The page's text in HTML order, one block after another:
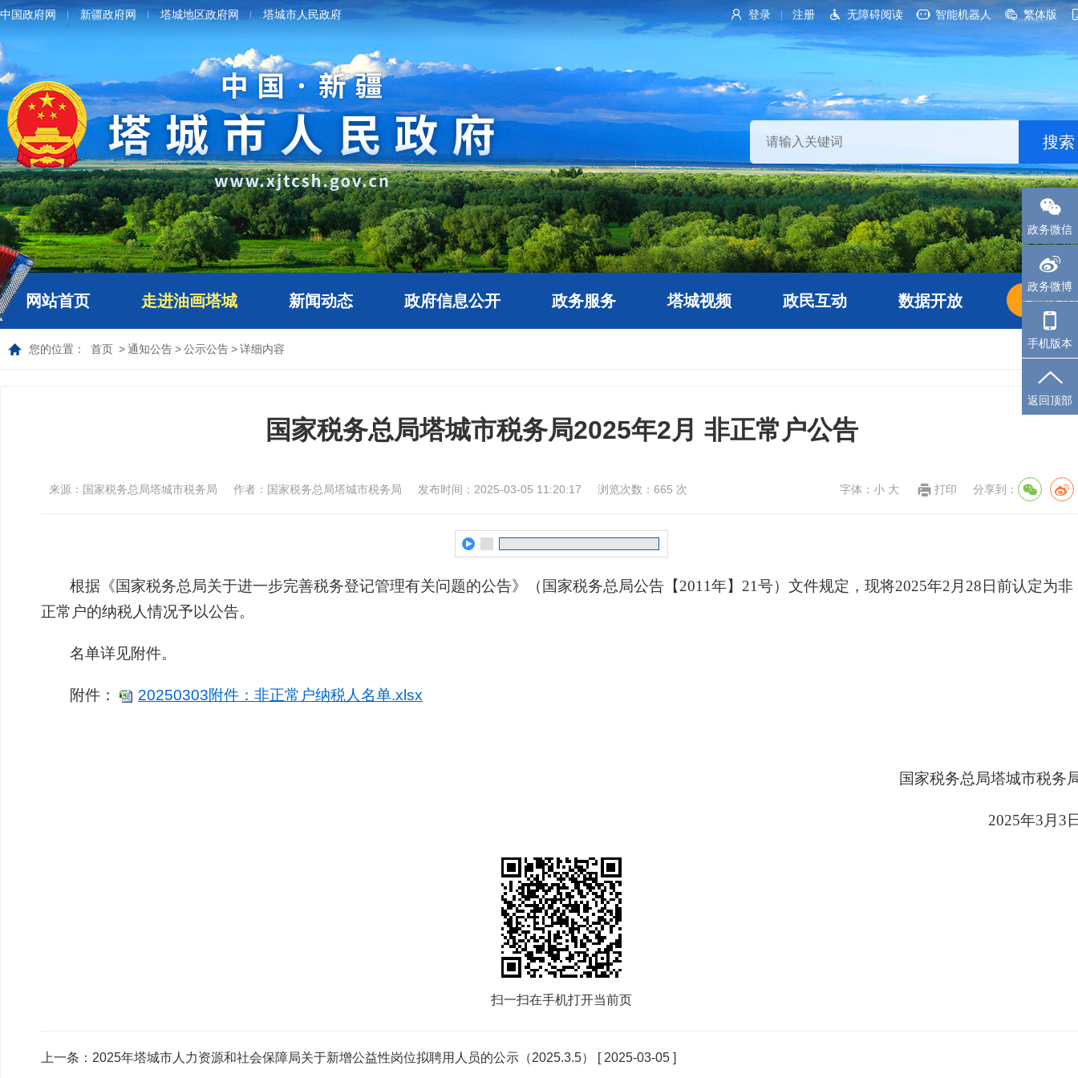
登录 注册 无障碍阅读 智能机器人 繁体版
中国政府网 新疆政府网 塔城地区政府网 塔城市人民政府
网站首页 走进油画塔城 新闻动态 政府信息公开 政务服务 塔城视频 政民互动 数据开放 长者
您的位置： 首页 >通知公告>公示公告>详细内容
国家税务总局塔城市税务局2025年2月 非正常户公告
来源：国家税务总局塔城市税务局 作者：国家税务总局塔城市税务局 发布时间：2025-03-05 11:20:17 浏览次数： 665 次 字体： 小 大 打印 分享到：
根据《国家税务总局关于进一步完善税务登记管理有关问题的公告》（国家税务总局公告【2011年】21号）文件规定，现将2025年2月28日前认定为非
正常户的纳税人情况予以公告。
名单详见附件。
附件： 20250303附件：非正常户纳税人名单.xlsx
国家税务总局塔城市税务
2025年3月3
扫一扫在手机打开当前页
上一条： 2025年塔城市人力资源和社会保障局关于新增公益性岗位拟聘用人员的公示（2025.3.5） [ 2025-03-05 ]
政务微信
政务微博
手机版本
返回顶部